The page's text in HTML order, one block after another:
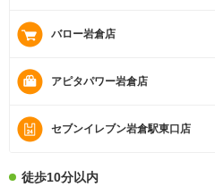
バロー岩倉店
アピタパワー岩倉店
セブンイレブン岩倉駅東口店
徒歩10分以内